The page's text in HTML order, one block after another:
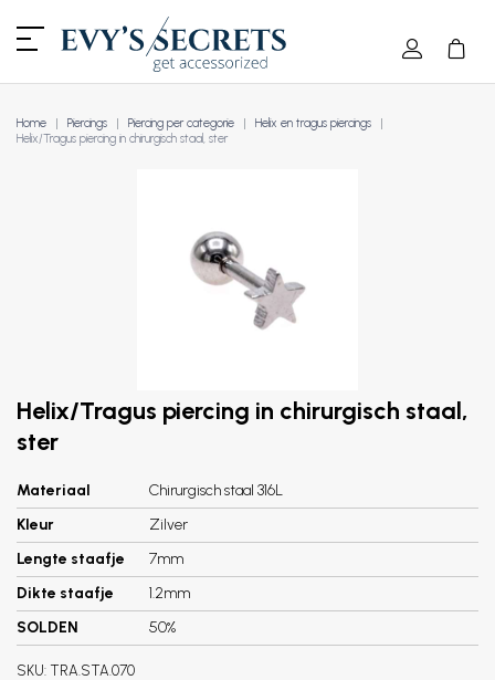
Home Piercings Piercing per categorie
Helix en tragus piercings
Helix/Tragus piercing in chirurgisch staal, ster
Helix/Tragus piercing in chirurgisch staal,
ster
Materiaal
Chirurgisch staal 316L
Kleur
Zilver
Lengte staafje
7mm
Dikte staafje
1.2mm
SOLDEN
50%
SKU: TRA.STA.070